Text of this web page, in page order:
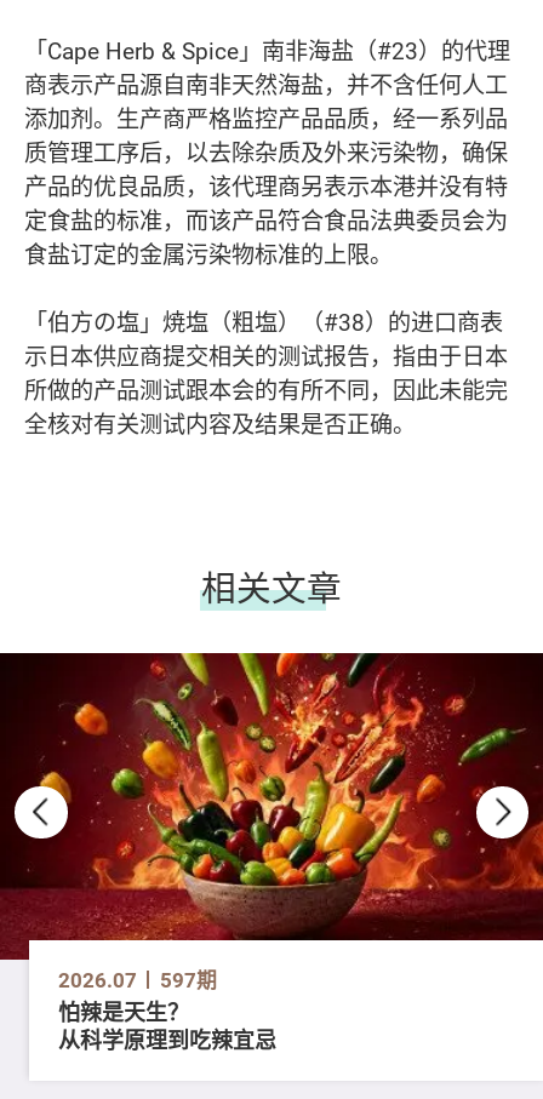
「Cape Herb & Spice」南非海盐（#23）的代理
商表示产品源自南非天然海盐，并不含任何人工
添加剂。生产商严格监控产品品质，经一系列品
质管理工序后，以去除杂质及外来污染物，确保
产品的优良品质，该代理商另表示本港并没有特
定食盐的标准，而该产品符合食品法典委员会为
食盐订定的金属污染物标准的上限。
「伯方の塩」焼塩（粗塩）（#38）的进口商表
示日本供应商提交相关的测试报告，指由于日本
所做的产品测试跟本会的有所不同，因此未能完
全核对有关测试内容及结果是否正确。
相关文章
2026.07 597期
怕辣是天生？
从科学原理到吃辣宜忌